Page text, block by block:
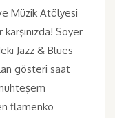
Müzik Atölyesi
Soyer
Jazz & Blues
gösteri saat
flamenko